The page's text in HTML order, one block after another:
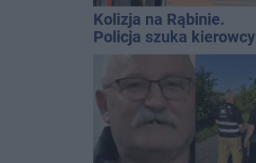
Kolizja na Rąbinie.
Policja szuka kierowcy
Golfa